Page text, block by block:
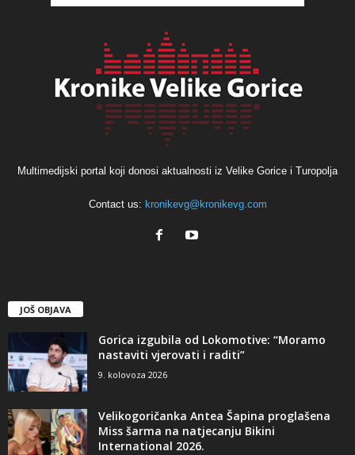
Multimedijski portal koji donosi aktualnosti iz Velike Gorice i Turopolja
Contact us: kronikevg@kronikevg.com
JOŠ OBJAVA
Gorica izgubila od Lokomotive: “Moramo
nastaviti vjerovati i raditi”
9. kolovoza 2026
Velikogoričanka Antea Šapina proglašena
Miss šarma na natjecanju Bikini
International 2026.